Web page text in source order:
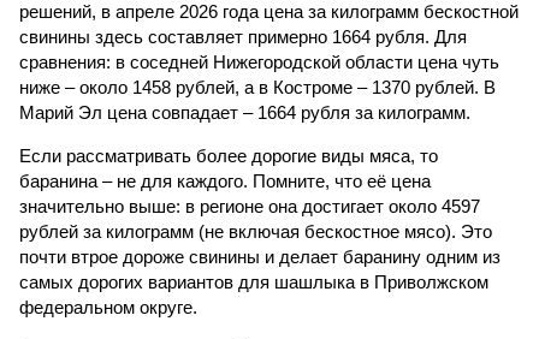
решений, в апреле 2026 года цена за килограмм бескостной
свинины здесь составляет примерно 1664 рубля. Для
сравнения: в соседней Нижегородской области цена чуть
ниже – около 1458 рублей, а в Костроме – 1370 рублей. В
Марий Эл цена совпадает – 1664 рубля за килограмм.
Если рассматривать более дорогие виды мяса, то
баранина – не для каждого. Помните, что её цена
значительно выше: в регионе она достигает около 4597
рублей за килограмм (не включая бескостное мясо). Это
почти втрое дороже свинины и делает баранину одним из
самых дорогих вариантов для шашлыка в Приволжском
федеральном округе.